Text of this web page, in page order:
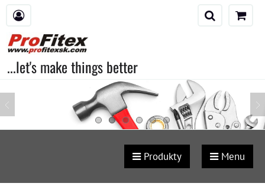
...let's make things better
Produkty Menu